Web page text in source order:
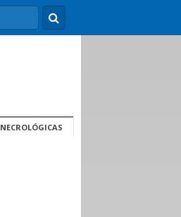
NECROLÓGICAS